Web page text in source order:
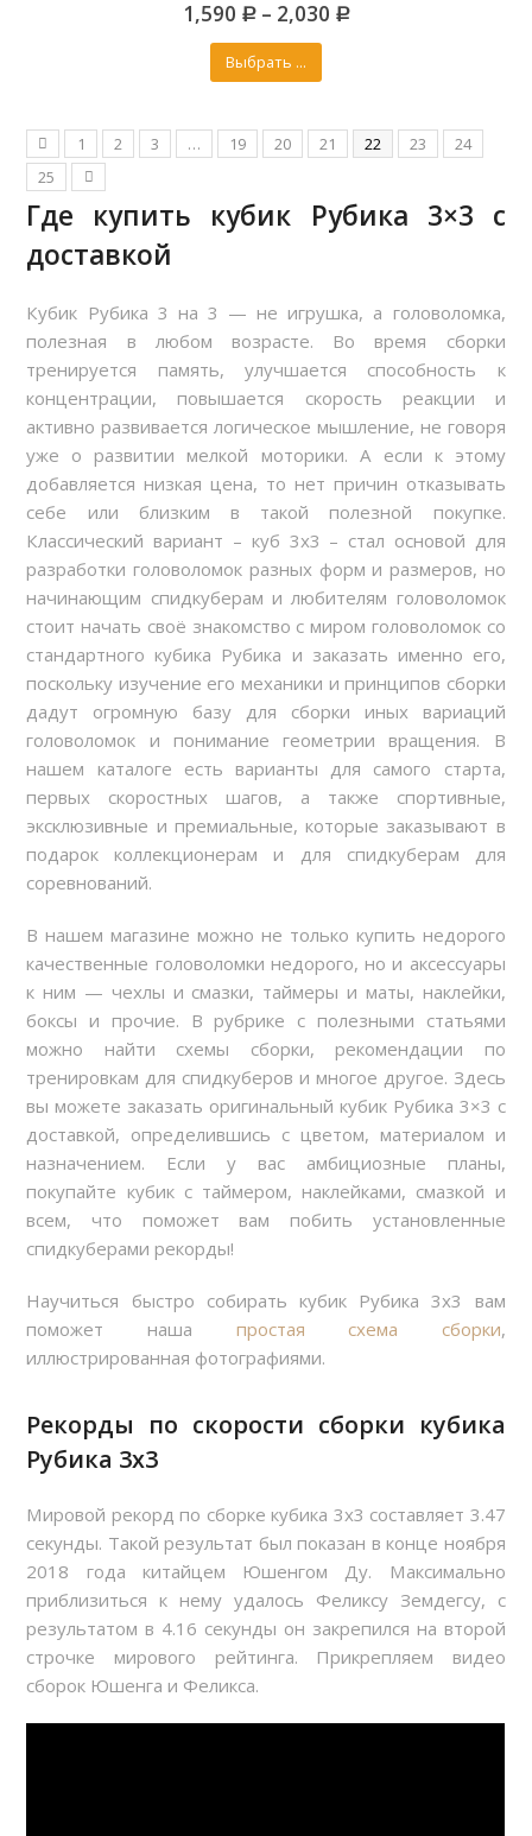
out
5
1,590 Р– 2,030 Р
Выбрать ...
1 2 3 … 19 20 21 22 23
24
25
Где купить кубик Рубика 3×3 с
доставкой
Кубик Рубика 3 на 3 — не игрушка, а головоломка,
полезная в любом возрасте. Во время сборки
тренируется память, улучшается способность к
концентрации, повышается скорость реакции и
активно развивается логическое мышление, не говоря
уже о развитии мелкой моторики. А если к этому
добавляется низкая цена, то нет причин отказывать
себе или близким в такой полезной покупке.
Классический вариант – куб 3х3 – стал основой для
разработки головоломок разных форм и размеров, но
начинающим спидкуберам и любителям головоломок
стоит начать своё знакомство с миром головоломок со
стандартного кубика Рубика и заказать именно его,
поскольку изучение его механики и принципов сборки
дадут огромную базу для сборки иных вариаций
головоломок и понимание геометрии вращения. В
нашем каталоге есть варианты для самого старта,
первых скоростных шагов, а также спортивные,
эксклюзивные и премиальные, которые заказывают в
подарок коллекционерам и для спидкуберам для
соревнований.
В нашем магазине можно не только купить недорого
качественные головоломки недорого, но и аксессуары
к ним — чехлы и смазки, таймеры и маты, наклейки,
боксы и прочие. В рубрике с полезными статьями
можно найти схемы сборки, рекомендации по
тренировкам для спидкуберов и многое другое. Здесь
вы можете заказать оригинальный кубик Рубика 3×3 с
доставкой, определившись с цветом, материалом и
назначением. Если у вас амбициозные планы,
покупайте кубик с таймером, наклейками, смазкой и
всем, что поможет вам побить установленные
спидкуберами рекорды!
Научиться быстро собирать кубик Рубика 3х3 вам
поможет наша простая схема сборки,
иллюстрированная фотографиями.
Рекорды по скорости сборки кубика
Рубика 3х3
Мировой рекорд по сборке кубика 3х3 составляет 3.47
секунды. Такой результат был показан в конце ноября
2018 года китайцем Юшенгом Ду. Максимально
приблизиться к нему удалось Феликсу Земдегсу, с
результатом в 4.16 секунды он закрепился на второй
строчке мирового рейтинга. Прикрепляем видео
сборок Юшенга и Феликса.